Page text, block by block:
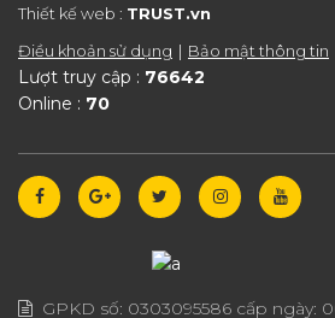
Thiết kế web : TRUST.vn
Điều khoản sử dụng
Bảo mật thông tin
Lượt truy cập : 76642
Online : 70
GPKD số: 0303095586 cấp ngày: